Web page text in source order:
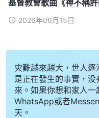
基督教會歌曲《神不稱
2026年06月15日
灾難越來越大，世人
是正在發生的事實，
來。如果你想和家人
WhatsApp或者
天。